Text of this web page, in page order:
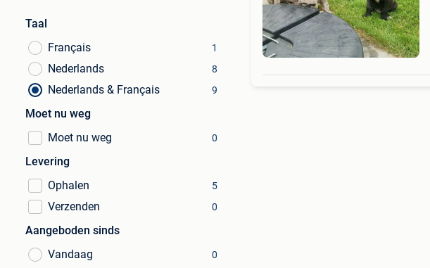
Taal
Français
1
Nederlands 8
Nederlands & Français 9
Moet nu weg
Moet nu weg
0
Levering
Ophalen
5
Verzenden 0
Aangeboden sinds
Vandaag
0